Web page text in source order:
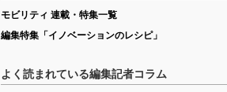
モビリティ 連載・特集一覧
編集特集「イノベーションのレシピ」
よく読まれている編集記者コラム